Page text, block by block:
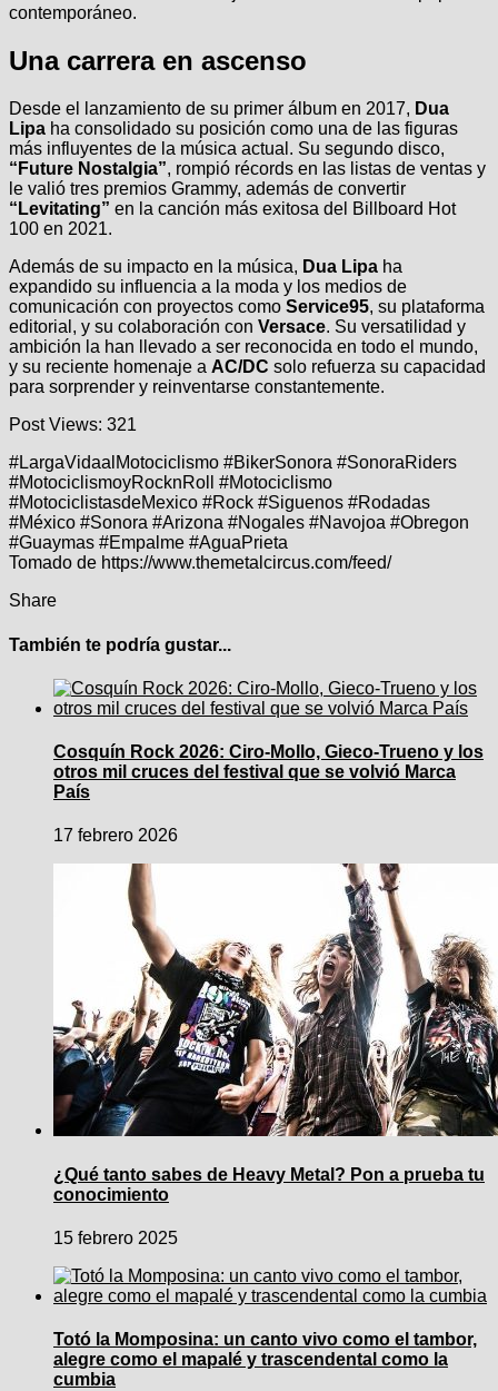
contemporáneo.
Una carrera en ascenso
Desde el lanzamiento de su primer álbum en 2017, Dua
Lipa ha consolidado su posición como una de las figuras
más influyentes de la música actual. Su segundo disco,
“Future Nostalgia”, rompió récords en las listas de ventas y
le valió tres premios Grammy, además de convertir
“Levitating” en la canción más exitosa del Billboard Hot
100 en 2021.
Además de su impacto en la música, Dua Lipa ha
expandido su influencia a la moda y los medios de
comunicación con proyectos como Service95, su plataforma
editorial, y su colaboración con Versace. Su versatilidad y
ambición la han llevado a ser reconocida en todo el mundo,
y su reciente homenaje a AC/DC solo refuerza su capacidad
para sorprender y reinventarse constantemente.
Post Views: 321
#LargaVidaalMotociclismo #BikerSonora #SonoraRiders
#MotociclismoyRocknRoll #Motociclismo
#MotociclistasdeMexico #Rock #Siguenos #Rodadas
#México #Sonora #Arizona #Nogales #Navojoa #Obregon
#Guaymas #Empalme #AguaPrieta
Tomado de https://www.themetalcircus.com/feed/
Share
También te podría gustar...
Cosquín Rock 2026: Ciro-Mollo, Gieco-Trueno y los
otros mil cruces del festival que se volvió Marca
País
17 febrero 2026
¿Qué tanto sabes de Heavy Metal? Pon a prueba tu
conocimiento
15 febrero 2025
Totó la Momposina: un canto vivo como el tambor,
alegre como el mapalé y trascendental como la
cumbia